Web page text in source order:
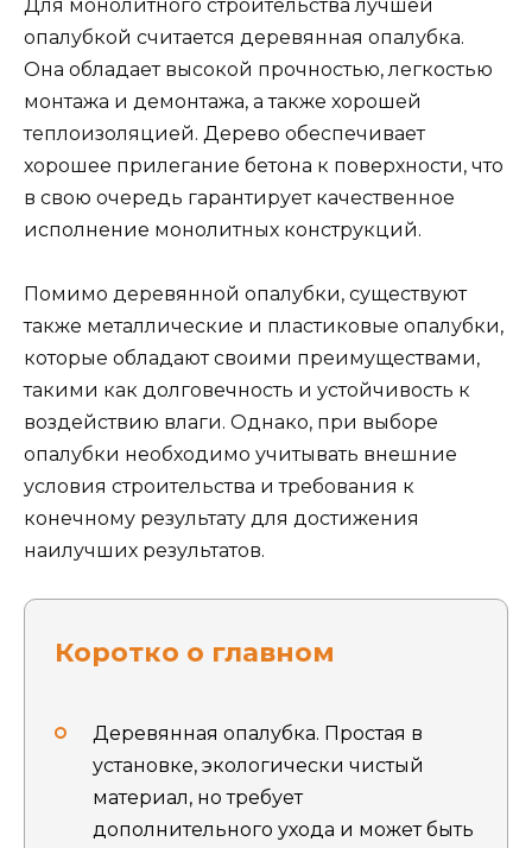
Для монолитного строительства лучшей
опалубкой считается деревянная опалубка.
Она обладает высокой прочностью, легкостью
монтажа и демонтажа, а также хорошей
теплоизоляцией. Дерево обеспечивает
хорошее прилегание бетона к поверхности, что
в свою очередь гарантирует качественное
исполнение монолитных конструкций.
Помимо деревянной опалубки, существуют
также металлические и пластиковые опалубки,
которые обладают своими преимуществами,
такими как долговечность и устойчивость к
воздействию влаги. Однако, при выборе
опалубки необходимо учитывать внешние
условия строительства и требования к
конечному результату для достижения
наилучших результатов.
Коротко о главном
Деревянная опалубка. Простая в
установке, экологически чистый
материал, но требует
дополнительного ухода и может быть